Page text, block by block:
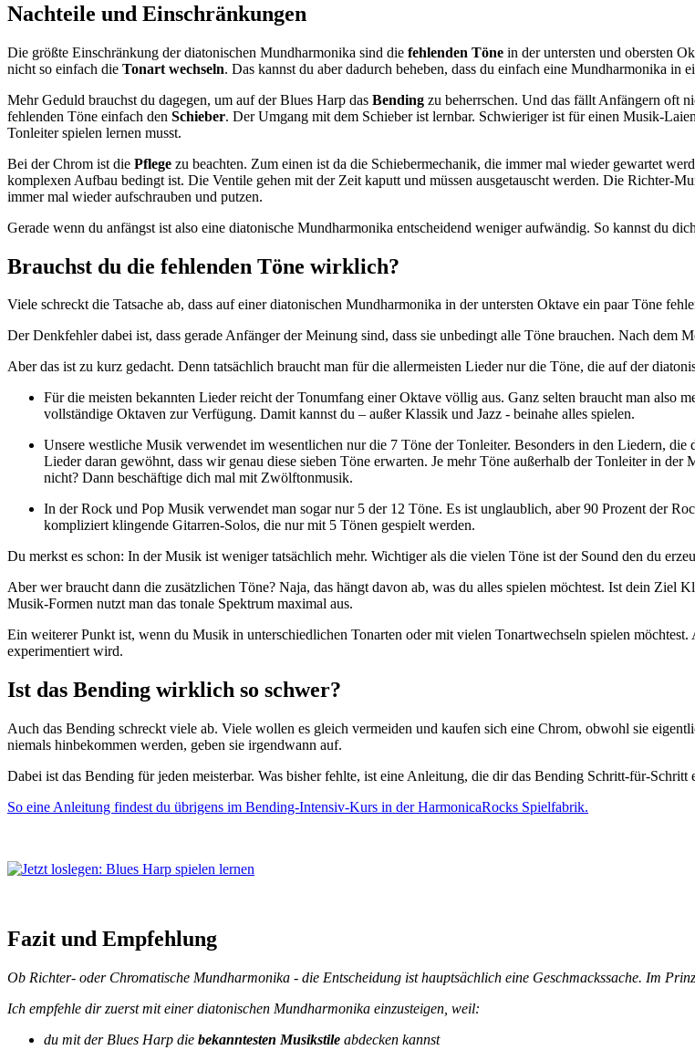
Nachteile und Einschränkungen
Die größte Einschränkung der diatonischen Mundharmonika sind die fehlenden Töne in der untersten und obersten
nicht so einfach die Tonart wechseln. Das kannst du aber dadurch beheben, dass du einfach eine Mundharmonika in
Mehr Geduld brauchst du dagegen, um auf der Blues Harp das Bending zu beherrschen. Und das fällt Anfängern oft
fehlenden Töne einfach den Schieber. Der Umgang mit dem Schieber ist lernbar. Schwieriger ist für einen Musik-
Tonleiter spielen lernen musst.
Bei der Chrom ist die Pflege zu beachten. Zum einen ist da die Schiebermechanik, die immer mal wieder gewartet
komplexen Aufbau bedingt ist. Die Ventile gehen mit der Zeit kaputt und müssen ausgetauscht werden. Die Richter-
immer mal wieder aufschrauben und putzen.
Gerade wenn du anfängst ist also eine diatonische Mundharmonika entscheidend weniger aufwändig. So kannst du dich
Brauchst du die fehlenden Töne wirklich?
Viele schreckt die Tatsache ab, dass auf einer diatonischen Mundharmonika in der untersten Oktave ein paar Töne
Der Denkfehler dabei ist, dass gerade Anfänger der Meinung sind, dass sie unbedingt alle Töne brauchen. Nach dem
Aber das ist zu kurz gedacht. Denn tatsächlich braucht man für die allermeisten Lieder nur die Töne, die auf der
Für die meisten bekannten Lieder reicht der Tonumfang einer Oktave völlig aus. Ganz selten braucht man also
vollständige Oktaven zur Verfügung. Damit kannst du – außer Klassik und Jazz - beinahe alles spielen.
Unsere westliche Musik verwendet im wesentlichen nur die 7 Töne der Tonleiter. Besonders in den Liedern,
Lieder daran gewöhnt, dass wir genau diese sieben Töne erwarten. Je mehr Töne außerhalb der Tonleiter in
nicht? Dann beschäftige dich mal mit Zwölftonmusik.
In der Rock und Pop Musik verwendet man sogar nur 5 der 12 Töne. Es ist unglaublich, aber 90 Prozent der
kompliziert klingende Gitarren-Solos, die nur mit 5 Tönen gespielt werden.
Du merkst es schon: In der Musik ist weniger tatsächlich mehr. Wichtiger als die vielen Töne ist der Sound den du
Aber wer braucht dann die zusätzlichen Töne? Naja, das hängt davon ab, was du alles spielen möchtest. Ist dein Ziel
Musik-Formen nutzt man das tonale Spektrum maximal aus.
Ein weiterer Punkt ist, wenn du Musik in unterschiedlichen Tonarten oder mit vielen Tonartwechseln spielen
experimentiert wird.
Ist das Bending wirklich so schwer?
Auch das Bending schreckt viele ab. Viele wollen es gleich vermeiden und kaufen sich eine Chrom, obwohl sie
niemals hinbekommen werden, geben sie irgendwann auf.
Dabei ist das Bending für jeden meisterbar. Was bisher fehlte, ist eine Anleitung, die dir das Bending Schritt-für-
So eine Anleitung findest du übrigens im Bending-Intensiv-Kurs in der HarmonicaRocks Spielfabrik.
Fazit und Empfehlung
Ob Richter- oder Chromatische Mundharmonika - die Entscheidung ist hauptsächlich eine Geschmackssache. Im
Ich empfehle dir zuerst mit einer diatonischen Mundharmonika einzusteigen, weil:
du mit der Blues Harp die bekanntesten Musikstile abdecken kannst